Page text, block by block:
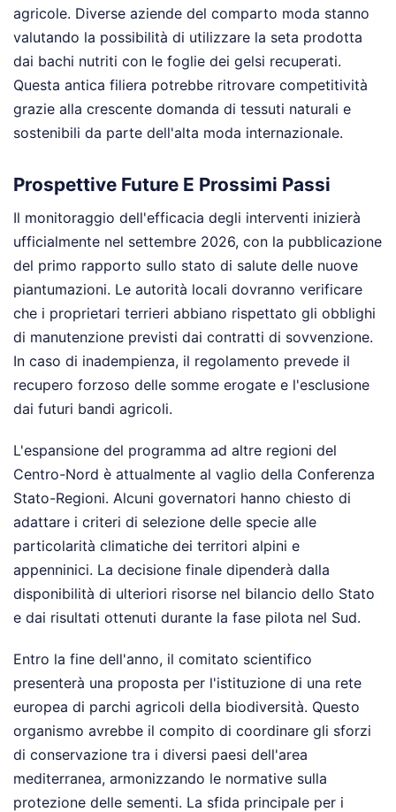
agricole. Diverse aziende del comparto moda stanno
valutando la possibilità di utilizzare la seta prodotta
dai bachi nutriti con le foglie dei gelsi recuperati.
Questa antica filiera potrebbe ritrovare competitività
grazie alla crescente domanda di tessuti naturali e
sostenibili da parte dell'alta moda internazionale.
Prospettive Future E Prossimi Passi
Il monitoraggio dell'efficacia degli interventi inizierà
ufficialmente nel settembre 2026, con la pubblicazione
del primo rapporto sullo stato di salute delle nuove
piantumazioni. Le autorità locali dovranno verificare
che i proprietari terrieri abbiano rispettato gli obblighi
di manutenzione previsti dai contratti di sovvenzione.
In caso di inadempienza, il regolamento prevede il
recupero forzoso delle somme erogate e l'esclusione
dai futuri bandi agricoli.
L'espansione del programma ad altre regioni del
Centro-Nord è attualmente al vaglio della Conferenza
Stato-Regioni. Alcuni governatori hanno chiesto di
adattare i criteri di selezione delle specie alle
particolarità climatiche dei territori alpini e
appenninici. La decisione finale dipenderà dalla
disponibilità di ulteriori risorse nel bilancio dello Stato
e dai risultati ottenuti durante la fase pilota nel Sud.
Entro la fine dell'anno, il comitato scientifico
presenterà una proposta per l'istituzione di una rete
europea di parchi agricoli della biodiversità. Questo
organismo avrebbe il compito di coordinare gli sforzi
di conservazione tra i diversi paesi dell'area
mediterranea, armonizzando le normative sulla
protezione delle sementi. La sfida principale per i